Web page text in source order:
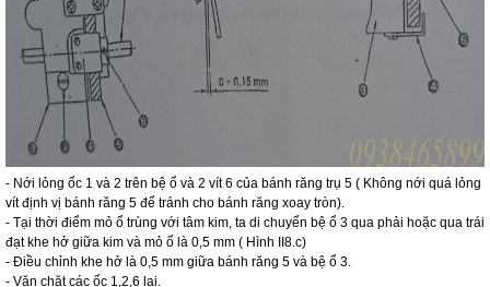
- Nới lỏng ốc 1 và 2 trên bệ ổ và 2 vít 6 của bánh răng trụ 5 ( Không nới quá lỏng
vít định vị bánh răng 5 để tránh cho bánh răng xoay tròn).
- Tại thời điểm mỏ ổ trùng với tâm kim, ta di chuyển bệ ổ 3 qua phải hoặc qua trái
đạt khe hở giữa kim và mỏ ổ là 0,5 mm ( Hình II8.c)
- Điều chỉnh khe hở là 0,5 mm giữa bánh răng 5 và bệ ổ 3.
- Vặn chặt các ốc 1,2,6 lại.